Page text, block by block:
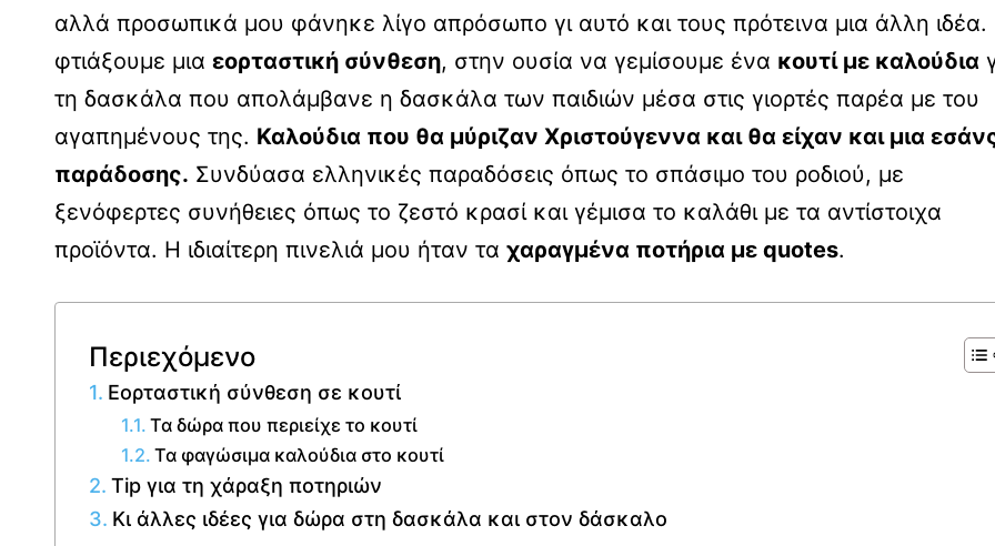
αλλά προσωπικά μου φάνηκε λίγο απρόσωπο γι αυτό και τους πρότεινα μια άλλη
φτιάξουμε μια εορταστική σύνθεση, στην ουσία να γεμίσουμε ένα κουτί με καλούδια
τη δασκάλα που απολάμβανε η δασκάλα των παιδιών μέσα στις γιορτές παρέα με του
αγαπημένους της. Καλούδια που θα μύριζαν Χριστούγεννα και θα είχαν και μια
παράδοσης. Συνδύασα ελληνικές παραδόσεις όπως το σπάσιμο του ροδιού, με
ξενόφερτες συνήθειες όπως το ζεστό κρασί και γέμισα το καλάθι με τα αντίστοιχα
προϊόντα. Η ιδιαίτερη πινελιά μου ήταν τα χαραγμένα ποτήρια με quotes.
Περιεχόμενο
Εορταστική σύνθεση σε κουτί
Τα δώρα που περιείχε το κουτί
Τα φαγώσιμα καλούδια στο κουτί
Tip για τη χάραξη ποτηριών
Κι άλλες ιδέες για δώρα στη δασκάλα και στον δάσκαλο